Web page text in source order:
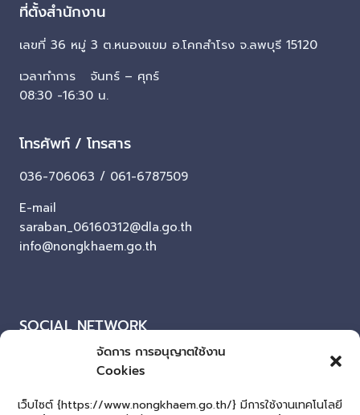
จัดการ การอนุญาตใช้งาน
Cookies
เว็บไซต์ {https://www.nongkhaem.go.th/} มีการใช้งานเทคโนโลยี
ที่ตั้งสำนักงาน
เลขที่ 36 หมู่ 3 ต.หนองแขม อ.โคกสำโรง จ.ลพบุรี 15120
เวลาทำการ จันทร์ – ศุกร์
08:30 -16:30 น.
โทรศัพท์ / โทรสาร
036-706063 / 061-6787509
E-mail
saraban_06160312@dla.go.th
info@nongkhaem.go.th
SOCIAL NETWORK
Facebook
ผู้เยี่ยมชมเว็บไซต์